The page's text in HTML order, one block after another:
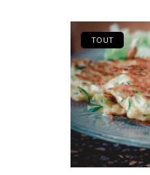
TOUT